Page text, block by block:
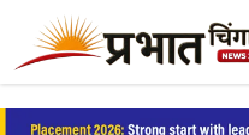
content